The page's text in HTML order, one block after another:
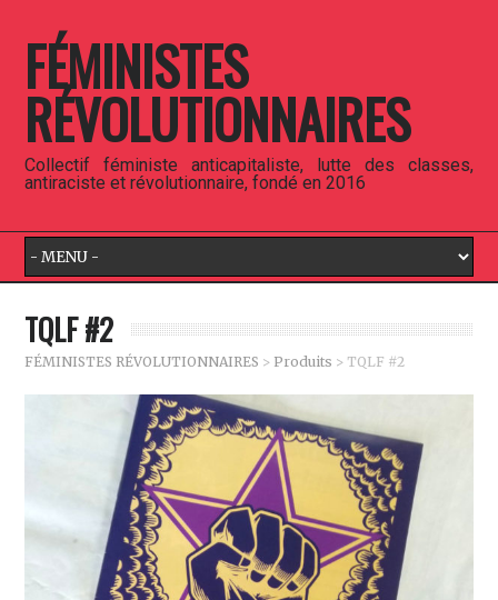
FÉMINISTES
RÉVOLUTIONNAIRES
Collectif féministe anticapitaliste, lutte des classes,
antiraciste et révolutionnaire, fondé en 2016
TQLF #2
FÉMINISTES RÉVOLUTIONNAIRES > Produits > TQLF #2